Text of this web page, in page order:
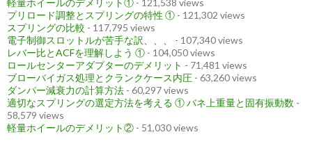
プリロード調整とスプリングの特性 ① - 121,302 views
スプリングの比較 - 117,795 views
電子制御スロットルが苦手な訳、、、
- 107,340 views
レバー比とACFを理解しよう ① - 104,050 views
ロールセンターアダプターのデメリット - 71,481 views
ブローバイガス処理とクランクケース内圧 - 63,260 views
ダンパー減衰力の計算方法 - 60,297 views
適切なスプリングの選定方法を考える ① バネ上重量と固有振動数 -
58,579 views
軽量ホイールのデメリット② - 51,030 views